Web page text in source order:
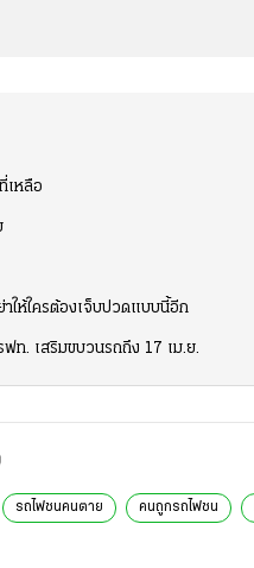
เหลือ
ให้ใครต้องเจ็บปวดแบบนี้อีก
ท. เสริมขบวนรถถึง 17 เม.ย.
รถไฟชนคนตาย คนถูกรถไฟชน